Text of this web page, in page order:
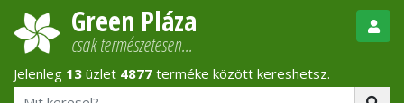
Green Pláza
csak természetesen…
Jelenleg 13 üzlet 4877 terméke között kereshetsz.